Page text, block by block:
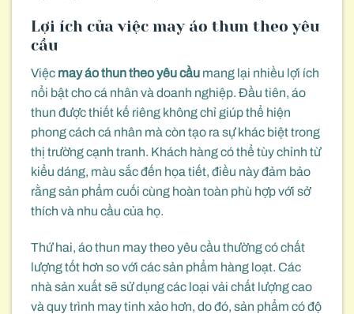
Lợi ích của việc may áo thun theo yêu
cầu
Việc may áo thun theo yêu cầu mang lại nhiều lợi ích
nổi bật cho cá nhân và doanh nghiệp. Đầu tiên, áo
thun được thiết kế riêng không chỉ giúp thể hiện
phong cách cá nhân mà còn tạo ra sự khác biệt trong
thị trường cạnh tranh. Khách hàng có thể tùy chỉnh từ
kiểu dáng, màu sắc đến họa tiết, điều này đảm bảo
rằng sản phẩm cuối cùng hoàn toàn phù hợp với sở
thích và nhu cầu của họ.
Thứ hai, áo thun may theo yêu cầu thường có chất
lượng tốt hơn so với các sản phẩm hàng loạt. Các
nhà sản xuất sẽ sử dụng các loại vải chất lượng cao
và quy trình may tinh xảo hơn, do đó, sản phẩm có độ